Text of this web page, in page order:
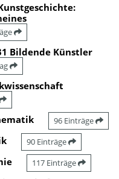
Bildende Künstler
96 Einträge
90 Einträge
117 Einträge